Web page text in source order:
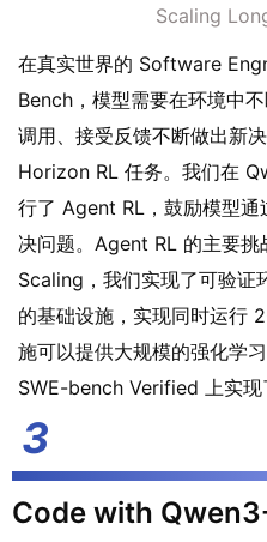
Scaling
在真实世界的 Software
Bench，模型需要在环境中
调用、接受反馈不断做出新
Horizon RL 任务。我们在
行了 Agent RL，鼓励模型
决问题。Agent RL 的主要
Scaling，我们实现了可验证
的基础设施，实现同时运行
施可以提供大规模的强化学
SWE-bench Verified 上实现
Code with